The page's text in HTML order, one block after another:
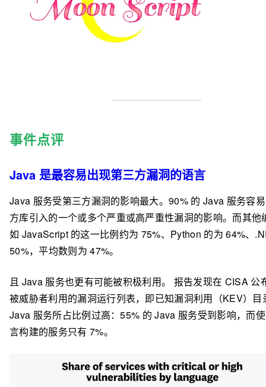
事件点评
Java 是最容易出现第三方漏洞的语言
Java 服务受第三方漏洞的影响最大。90% 的 Java 服务容
方库引入的一个或多个严重或高严重性漏洞的影响。而其他
如 JavaScript 的这一比例约为 75%、Python 的为 64%、
50%，平均数则为 47%。
且 Java 服务也更有可能被积极利用。 报告发现在 CISA 公
被威胁者利用的漏洞运行列表，即已知漏洞利用（KEV）目
Java 服务所占比例过高：55% 的 Java 服务受到影响，而
言构建的服务只有 7%。